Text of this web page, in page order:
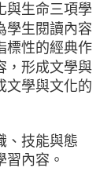
與生命三項學
學生閱讀內容
標性的經典作
，形成文學與
文學與文化的
、技能與態
內容。